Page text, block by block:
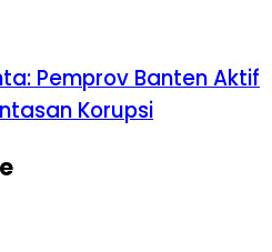
Pemprov Banten Aktif
Korupsi